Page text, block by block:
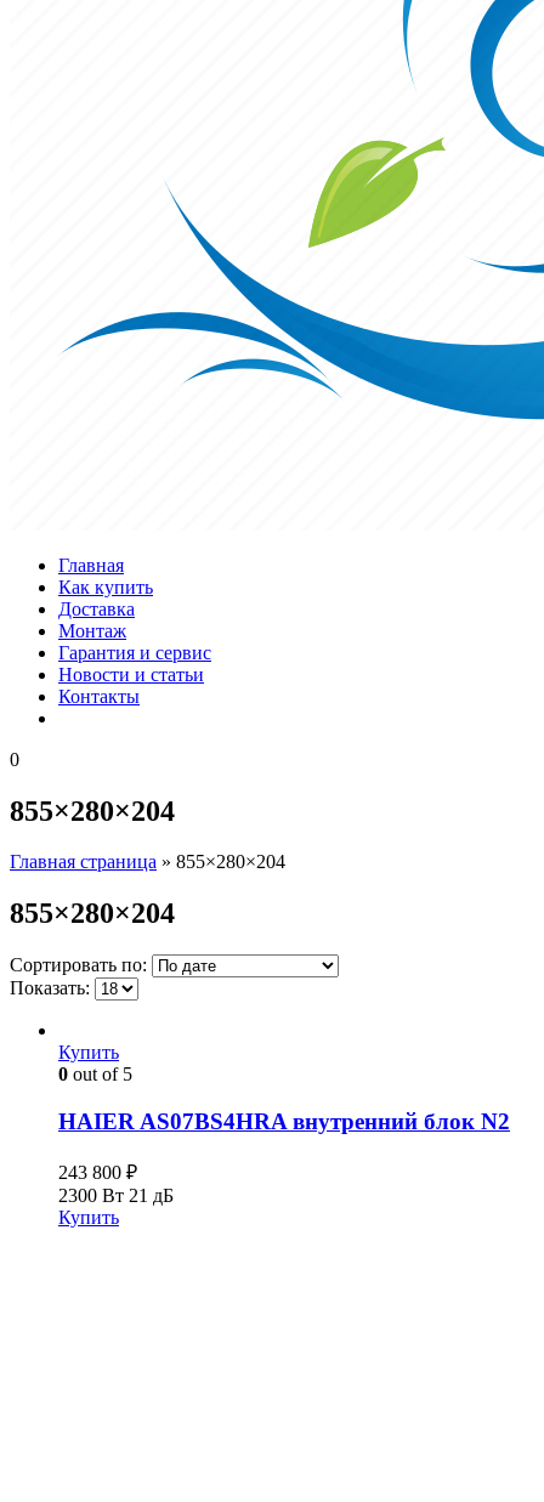
Главная
Как купить
Доставка
Монтаж
Гарантия и сервис
Новости и статьи
Контакты
0
855×280×204
Главная страница » 855×280×204
855×280×204
Сортировать по:
Показать:
Купить
0 out of 5
HAIER AS07BS4HRA внутренний блок N2
243 800 ₽
2300 Вт 21 дБ
Купить